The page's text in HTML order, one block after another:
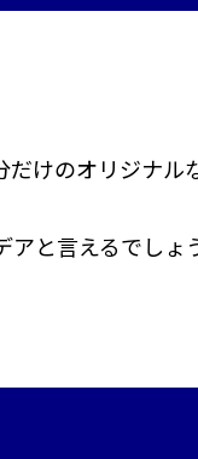
けのオリジナル
と言えるでしょ